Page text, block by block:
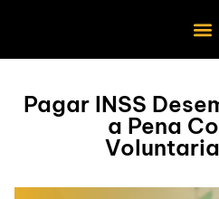
Pagar INSS
a Pena